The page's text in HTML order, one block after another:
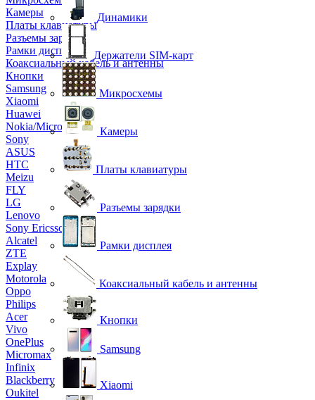
Камеры
Платы клавиатуры
Разъемы зарядки
Рамки дисплея
Коаксиальный кабель и антенны
Кнопки
Samsung
Xiaomi
Huawei
Nokia/Microsoft
Sony
ASUS
HTC
Meizu
FLY
LG
Lenovo
Sony Ericsson
Alcatel
ZTE
Explay
Motorola
Oppo
Philips
Acer
Vivo
OnePlus
Micromax
Infinix
Blackberry
Oukitel
Динамики
Держатели SIM-карт
Микросхемы
Камеры
Платы клавиатуры
Разъемы зарядки
Рамки дисплея
Коаксиальный кабель и антенны
Кнопки
Samsung
Xiaomi